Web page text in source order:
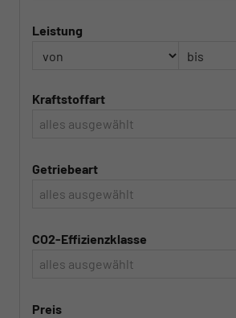
Leistung
Kraftstoffart
alles ausgewählt
Getriebeart
alles ausgewählt
CO2-Effizienzklasse
alles ausgewählt
Preis